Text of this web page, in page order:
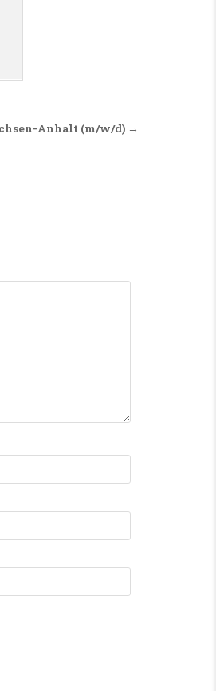
Anhalt (m/w/d) →